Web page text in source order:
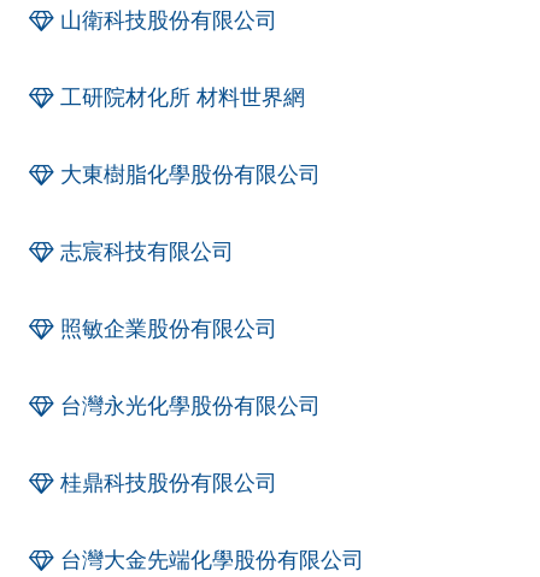
山衛科技股份有限公司
工研院材化所 材料世界網
大東樹脂化學股份有限公司
志宸科技有限公司
照敏企業股份有限公司
台灣永光化學股份有限公司
桂鼎科技股份有限公司
台灣大金先端化學股份有限公司